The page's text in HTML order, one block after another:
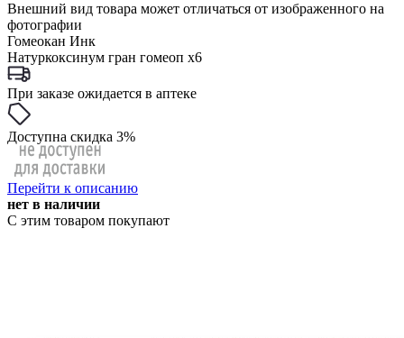
Внешний вид товара может отличаться от изображенного на
фотографии
Гомеокан Инк
Натуркоксинум гран гомеоп x6
При заказе ожидается в аптеке
Доступна скидка 3%
Перейти к описанию
нет в наличии
С этим товаром покупают